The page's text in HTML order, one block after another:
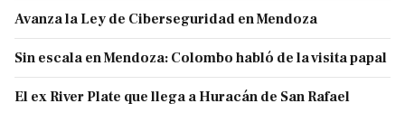
Avanza la Ley de Ciberseguridad en Mendoza
Sin escala en Mendoza: Colombo habló de la visita papal
El ex River Plate que llega a Huracán de San Rafael